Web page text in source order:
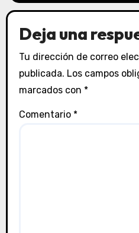
Deja una
Tu dirección de correo
publicada. Los campos
marcados con *
Comentario *